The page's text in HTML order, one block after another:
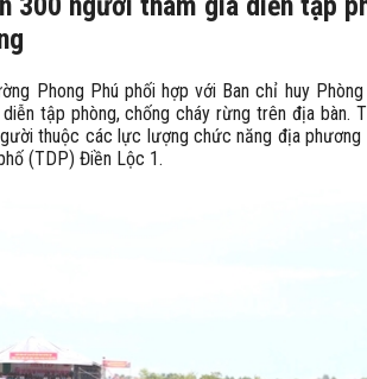
Phong Phú phối hợp với Ban chỉ huy
tập phòng, chống cháy rừng trên địa bàn.
thuộc các lực lượng chức năng địa phương
(TDP) Điền Lộc 1.